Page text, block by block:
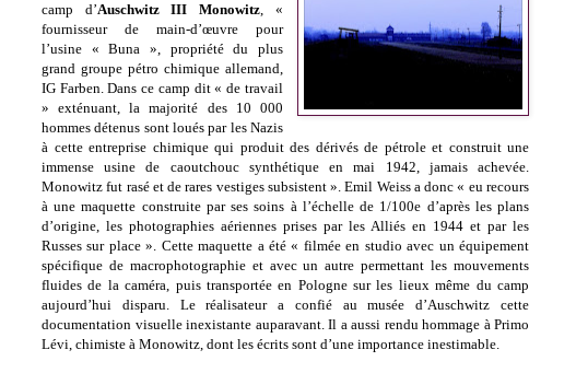
camp d’Auschwitz III Monowitz, «
fournisseur de main-d’œuvre pour
l’usine « Buna », propriété du plus
grand groupe pétro chimique allemand,
IG Farben. Dans ce camp dit « de travail
» exténuant, la majorité des 10 000
hommes détenus sont loués par les Nazis
à cette entreprise chimique qui produit des dérivés de pétrole et construit une
immense usine de caoutchouc synthétique en mai 1942, jamais achevée.
Monowitz fut rasé et de rares vestiges subsistent ». Emil Weiss a donc « eu recours
à une maquette construite par ses soins à l’échelle de 1/100e d’après les plans
d’origine, les photographies aériennes prises par les Alliés en 1944 et par les
Russes sur place ». Cette maquette a été « filmée en studio avec un équipement
spécifique de macrophotographie et avec un autre permettant les mouvements
fluides de la caméra, puis transportée en Pologne sur les lieux même du camp
aujourd’hui disparu. Le réalisateur a confié au musée d’Auschwitz cette
documentation visuelle inexistante auparavant. Il a aussi rendu hommage à Primo
Lévi, chimiste à Monowitz, dont les écrits sont d’une importance inestimable.